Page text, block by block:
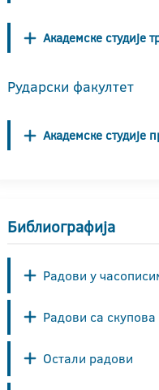
Академске студије
Рударски факултет
Академске студије
Библиографија
Радови у
Радови са скупова
Остали радови